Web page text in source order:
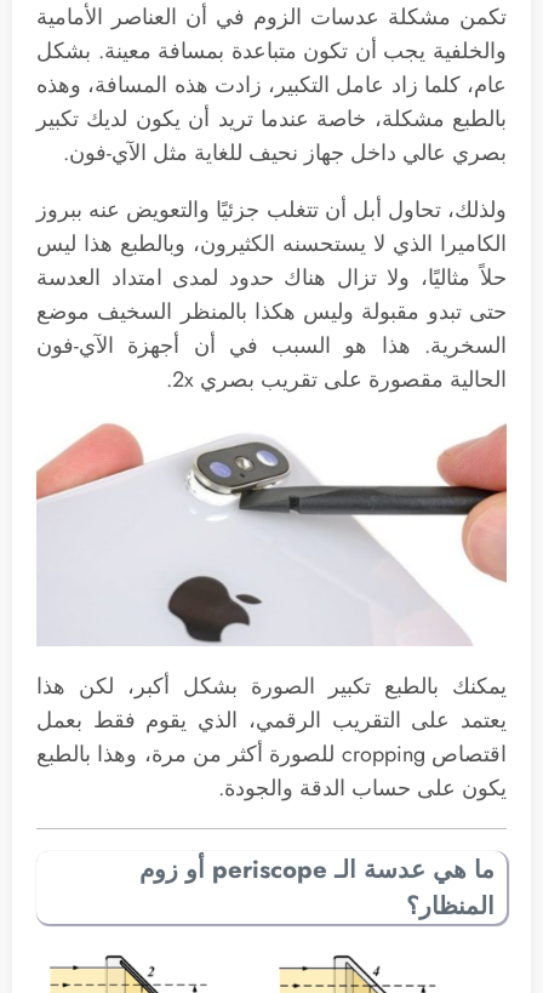
تكمن مشكلة عدسات الزوم في أن العناصر الأمامية
والخلفية يجب أن تكون متباعدة بمسافة معينة. بشكل
عام، كلما زاد عامل التكبير، زادت هذه المسافة، وهذه
بالطبع مشكلة، خاصة عندما تريد أن يكون لديك تكبير
بصري عالي داخل جهاز نحيف للغاية مثل الآي-فون.
ولذلك، تحاول أبل أن تتغلب جزئيًا والتعويض عنه ببروز
الكاميرا الذي لا يستحسنه الكثيرون، وبالطبع هذا ليس
حلاً مثاليًا، ولا تزال هناك حدود لمدى امتداد العدسة
حتى تبدو مقبولة وليس هكذا بالمنظر السخيف موضع
السخرية. هذا هو السبب في أن أجهزة الآي-فون
الحالية مقصورة على تقريب بصري 2x.
يمكنك بالطبع تكبير الصورة بشكل أكبر، لكن هذا
يعتمد على التقريب الرقمي، الذي يقوم فقط بعمل
اقتصاص cropping للصورة أكثر من مرة، وهذا بالطبع
يكون على حساب الدقة والجودة.
ما هي عدسة الـ periscope أو زوم
المنظار؟